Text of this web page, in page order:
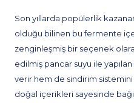
Son yıllarda popülerlik
olduğu bilinen bu fermente
zenginleşmiş bir seçenek
edilmiş pancar suyu ile
verir hem de sindirim
doğal içerikleri sayesinde